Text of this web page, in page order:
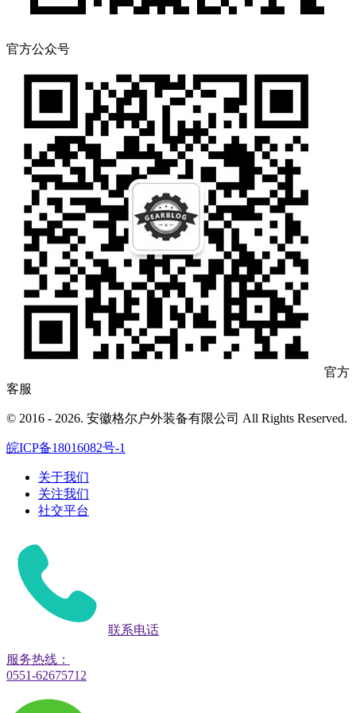
官方公众号
官方
客服
© 2016 - 2026. 安徽格尔户外装备有限公司 All Rights Reserved.
皖ICP备18016082号-1
关于我们
关注我们
社交平台
联系电话
服务热线：
0551-62675712